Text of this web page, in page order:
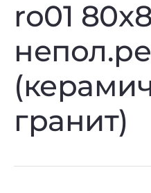
ro01
гранит)